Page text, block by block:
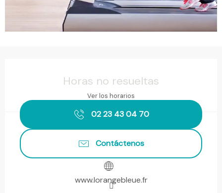
Horas no resueltas
Ver los horarios
02 23 43 04 70
Contáctenos
www.lorangebleue.fr